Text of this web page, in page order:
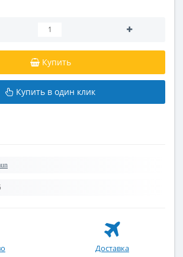
Купить
Купить в один клик
Доставка